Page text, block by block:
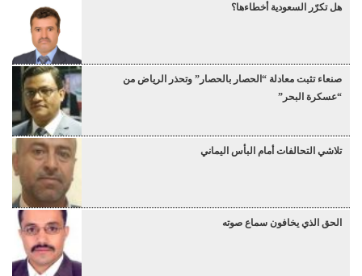
هل تكرّر السعودية أخطاءها؟
صنعاء تثبت معادلة “الحصار بالحصار” وتحذر الرياض من
“عسكرة البحر”
تلاشي التحالفات أمام البأس اليماني
الحق الذي يخافون سماع صوته